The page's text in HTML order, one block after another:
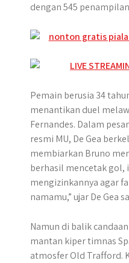
dengan 545
Pemain berusia 34
menantikan duel
Fernandes. Dalam
resmi MU, De Gea
membiarkan Bruno
berhasil mencetak gol,
mengizinkannya agar
namamu,” ujar De Gea
Namun di balik
mantan kiper timnas
atmosfer Old Trafford.